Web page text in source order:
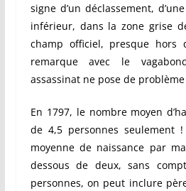
signe d’un déclassement,
inférieur, dans la zone grise
champ officiel, presque hors
remarque avec le
assassinat ne pose de
En 1797, le nombre moyen
de 4,5 personnes seulement
moyenne de naissance par
dessous de deux, sans
personnes, on peut inclure